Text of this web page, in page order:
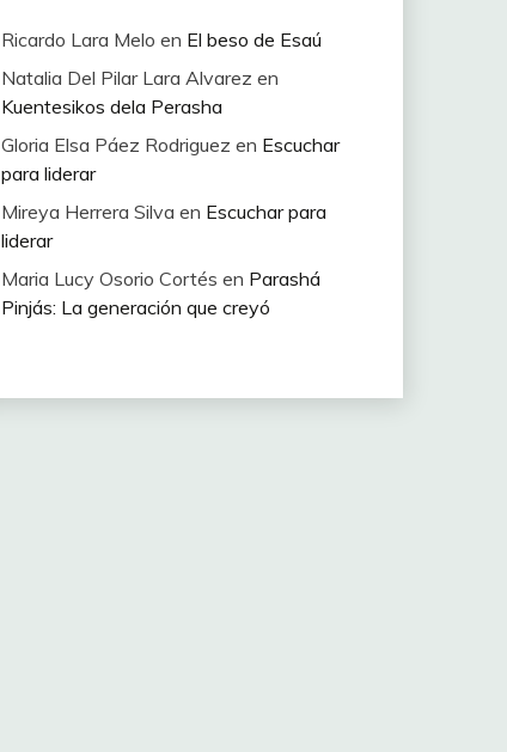
Ricardo Lara Melo en El beso de Esaú
Natalia Del Pilar Lara Alvarez en
Kuentesikos dela Perasha
Gloria Elsa Páez Rodriguez en Escuchar
para liderar
Mireya Herrera Silva en Escuchar para
liderar
Maria Lucy Osorio Cortés en Parashá
Pinjás: La generación que creyó